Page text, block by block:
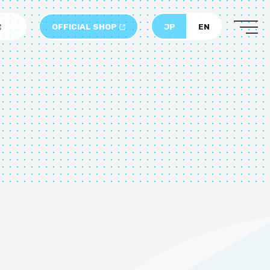
OFFICIAL SHOP EN
JP